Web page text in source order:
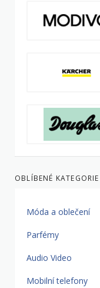
OBLÍBENÉ KATEGORIE
Móda a oblečení
Parfémy
Audio Video
Mobilní telefony